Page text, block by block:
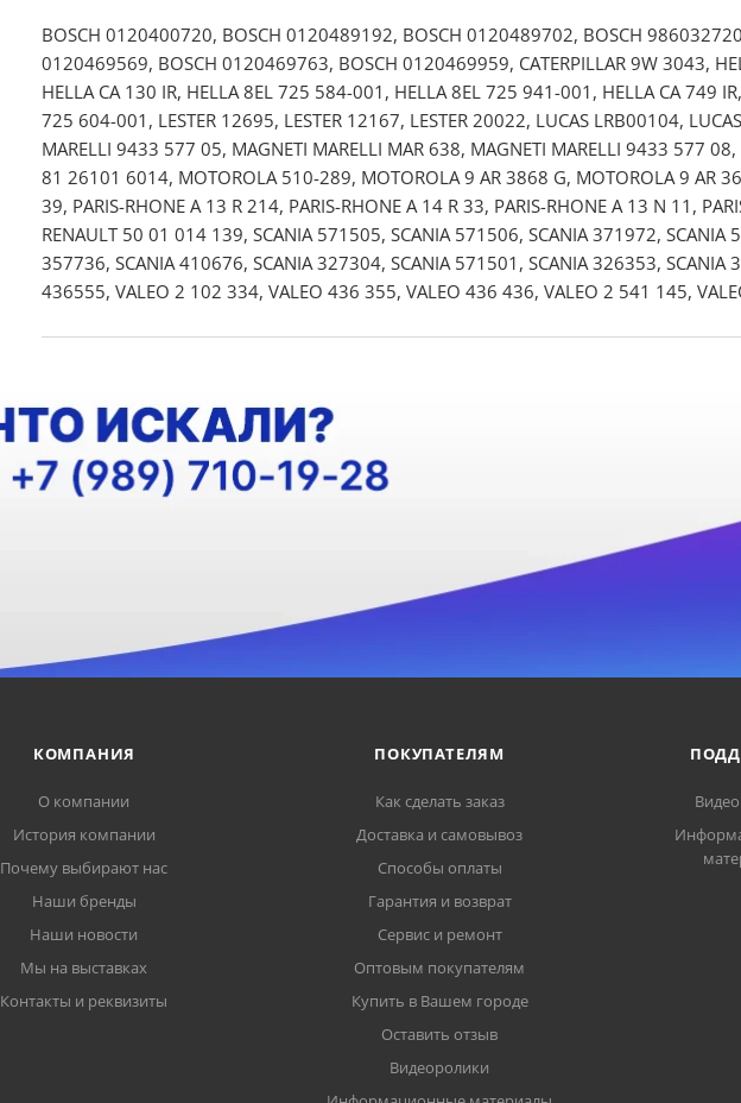
BOSCH 0120400720, BOSCH 0120489192, BOSCH 0120489702, BOSCH
0120469569, BOSCH 0120469763, BOSCH 0120469959, CATERPILLAR 9W 3043,
HELLA CA 130 IR, HELLA 8EL 725 584-001, HELLA 8EL 725 941-001, HELLA CA 749
725 604-001, LESTER 12695, LESTER 12167, LESTER 20022, LUCAS LRB00104,
MARELLI 9433 577 05, MAGNETI MARELLI MAR 638, MAGNETI MARELLI 9433 577
81 26101 6014, MOTOROLA 510-289, MOTOROLA 9 AR 3868 G, MOTOROLA 9 AR
39, PARIS-RHONE A 13 R 214, PARIS-RHONE A 14 R 33, PARIS-RHONE A 13 N 11,
RENAULT 50 01 014 139, SCANIA 571505, SCANIA 571506, SCANIA 371972,
357736, SCANIA 410676, SCANIA 327304, SCANIA 571501, SCANIA 326353, SCANIA
436555, VALEO 2 102 334, VALEO 436 355, VALEO 436 436, VALEO 2 541 145,
КОМПАНИЯ
О компании
История компании
Почему выбирают нас
Наши бренды
Наши новости
Мы на выставках
Контакты и реквизиты
ПОКУПАТЕЛЯМ
Как сделать заказ
Доставка и самовывоз
Способы оплаты
Гарантия и возврат
Сервис и ремонт
Оптовым покупателям
Купить в Вашем городе
Оставить отзыв
Видеоролики